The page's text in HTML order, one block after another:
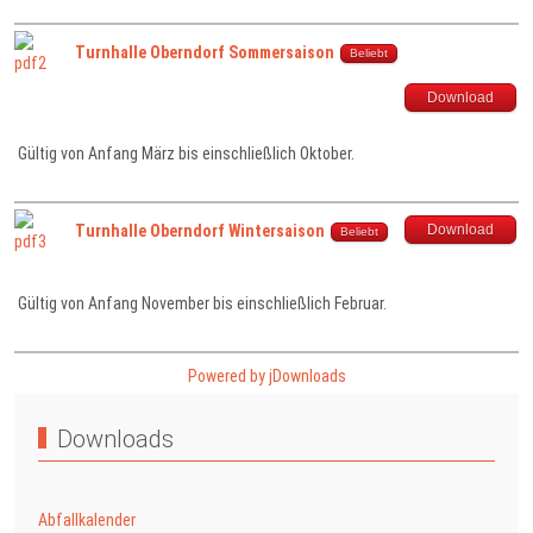
Turnhalle Oberndorf Sommersaison Beliebt
Download
Gültig von Anfang März bis einschließlich Oktober.
Turnhalle Oberndorf Wintersaison Beliebt Download
Gültig von Anfang November bis einschließlich Februar.
Powered by jDownloads
Downloads
Abfallkalender